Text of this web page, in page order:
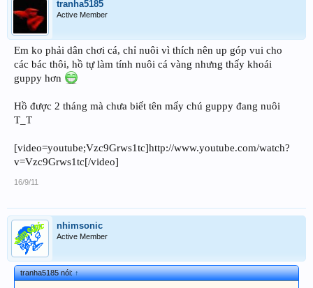
tranha5185
Active Member
Em ko phải dân chơi cá, chỉ nuôi vì thích nên up góp vui cho
các bác thôi, hồ tự làm tính nuôi cá vàng nhưng thấy khoái
guppy hơn
Hồ được 2 tháng mà chưa biết tên mấy chú guppy đang nuôi
T_T
[video=youtube;Vzc9Grws1tc]http://www.youtube.com/watch?
v=Vzc9Grws1tc[/video]
16/9/11
nhimsonic
Active Member
tranha5185 nói:↑